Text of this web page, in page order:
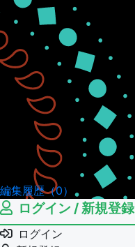
編集履歴（0）
ログイン / 新規登録
ログイン